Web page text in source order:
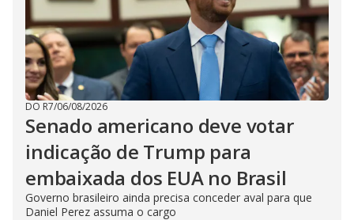
DO R7/06/08/2026
Senado americano deve votar
indicação de Trump para
embaixada dos EUA no Brasil
Governo brasileiro ainda precisa conceder aval para que
Daniel Perez assuma o cargo